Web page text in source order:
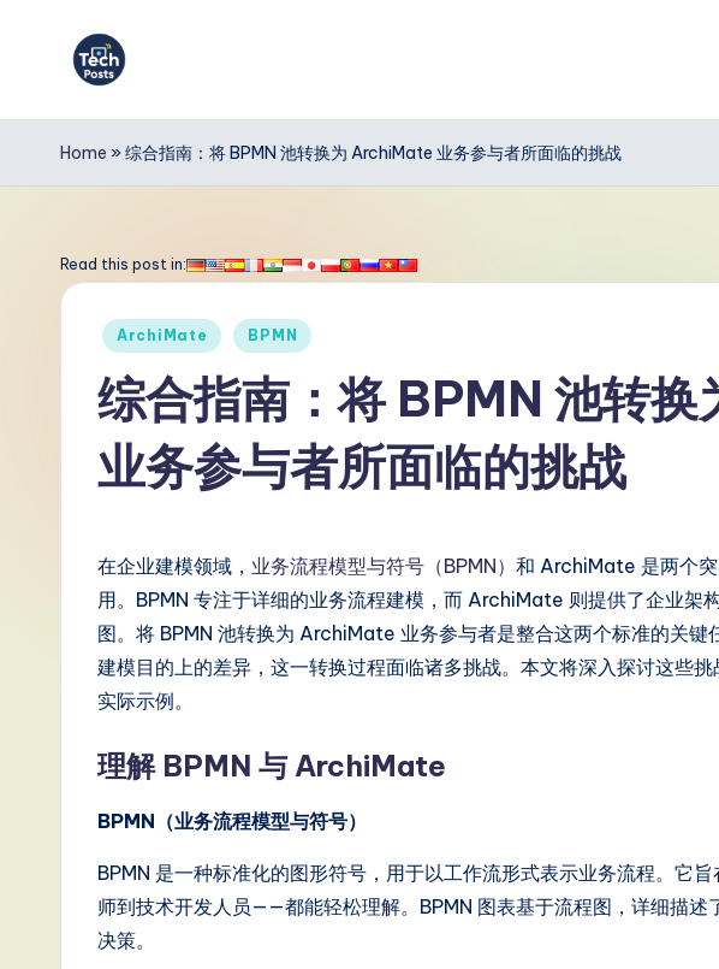
T
e
h
m
Home » 综合指南：将 BPMN 池转换为 ArchiMate 业务参与者所面临的挑战
Read this post in:
Posted
ArchiMate BPMN
综合指南：将 BPMN 池转
业务参与者所面临的挑战
在企业建模领域， 业务流程模型与符号（BPMN） 和 ArchiMate 是两个
用。BPMN 专注于详细的业务流程建模，而 ArchiMate 则提供了企业架
图。将 BPMN 池转换为 ArchiMate 业务参与者是整合这两个标准的关键
建模目的上的差异，这一转换过程面临诸多挑战。本文将深入探讨这些
实际示例。
理解 BPMN 与 ArchiMate
BPMN（业务流程模型与符号）
BPMN 是一种标准化的图形符号，用于以工作流形式表示业务流程。它
师到技术开发人员——都能轻松理解。BPMN 图表基于流程图，详细描述
决策。